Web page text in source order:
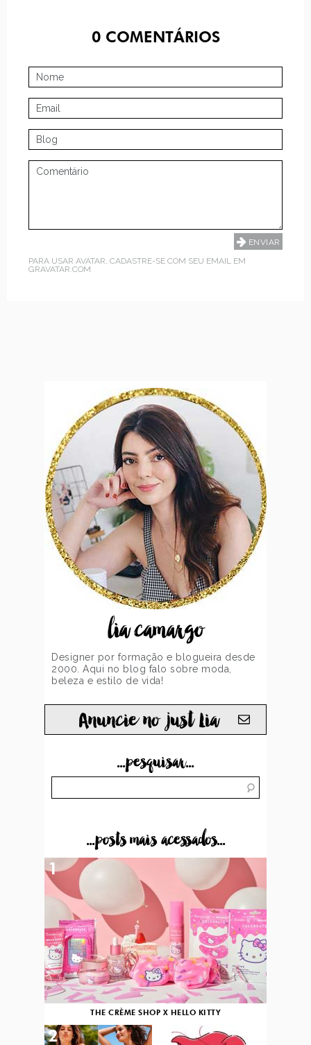
0COMENTÁRIOS
PARA USAR AVATAR, CADASTRE-SE COM SEU EMAIL EM
GRAVATAR.COM
lia camargo
Designer por formação e blogueira desde
2000. Aqui no blog falo sobre moda,
beleza e estilo de vida!
Anuncie no just Lia
...pesquisar...
...posts mais acessados...
THE CRÈME SHOP X HELLO KITTY
1
2 3